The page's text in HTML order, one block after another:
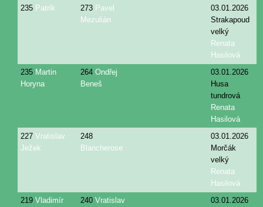
235 Patrik 273 Pavel
Mezulián
03.01.2026
Strakapoud
velký
Renata
Hasilová
235 Martin
Horyna
264 Ondřej
Beneš
03.01.2026
Husa
tundrová
Renata
Hasilová
227 Vratislav
Ježek
248
Blancherose
03.01.2026
Morčák
velký
Renata
Hasilová
219 Vladimír
240 Vratislav
03.01.2026